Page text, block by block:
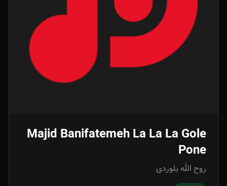
Majid Banifatemeh La La La Gole
Pone
روح الله بلوردی